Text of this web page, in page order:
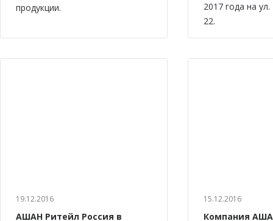
продукции.
2017 года на
22.
19.12.2016
АШАН Ритейл Россия в
15.12.2016
Компания